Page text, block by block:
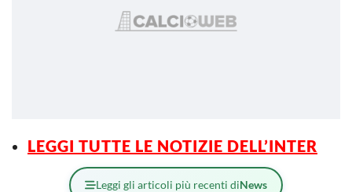
LEGGI TUTTE LE NOTIZIE DELL’INTER
Leggi gli articoli più recenti diNews